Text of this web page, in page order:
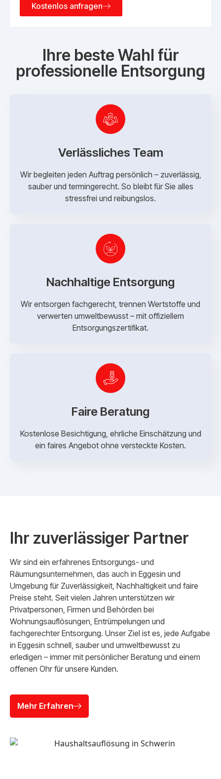
Kostenlos anfragen
Ihre beste Wahl für
professionelle Entsorgung
Verlässliches Team
Wir begleiten jeden Auftrag persönlich – zuverlässig,
sauber und termingerecht. So bleibt für Sie alles
stressfrei und reibungslos.
Nachhaltige Entsorgung
Wir entsorgen fachgerecht, trennen Wertstoffe und
verwerten umweltbewusst – mit offiziellem
Entsorgungszertifikat.
Faire Beratung
Kostenlose Besichtigung, ehrliche Einschätzung und
ein faires Angebot ohne versteckte Kosten.
Ihr zuverlässiger Partner
Wir sind ein erfahrenes Entsorgungs- und
Räumungsunternehmen, das auch in Eggesin und
Umgebung für Zuverlässigkeit, Nachhaltigkeit und faire
Preise steht. Seit vielen Jahren unterstützen wir
Privatpersonen, Firmen und Behörden bei
Wohnungsauflösungen, Entrümpelungen und
fachgerechter Entsorgung. Unser Ziel ist es, jede Aufgabe
in Eggesin schnell, sauber und umweltbewusst zu
erledigen – immer mit persönlicher Beratung und einem
offenen Ohr für unsere Kunden.
Mehr Erfahren